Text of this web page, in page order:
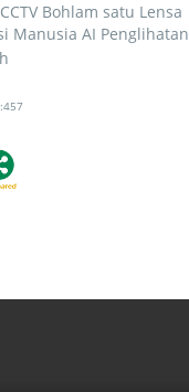
Bohlam satu Lensa
Manusia AI Penglihatan